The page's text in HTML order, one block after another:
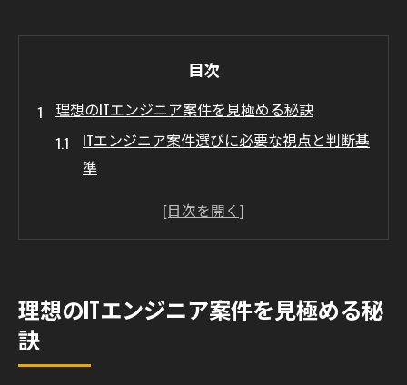
目次
理想のITエンジニア案件を見極める秘訣
ITエンジニア案件選びに必要な視点と判断基
準
希望条件を明確にするITエンジニア探し方の
ITエンジニア副業案件の特徴と見極めポイン
副業エンジニアが知るべき失敗しない案件
理想のITエンジニア案件を見極める秘
訣